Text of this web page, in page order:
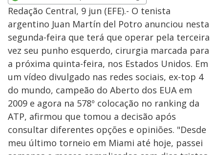
Opens in new window
Redação Central, 9 jun (EFE).- O tenista
argentino Juan Martín del Potro anunciou nesta
segunda-feira que terá que operar pela terceira
vez seu punho esquerdo, cirurgia marcada para
a próxima quinta-feira, nos Estados Unidos. Em
um vídeo divulgado nas redes sociais, ex-top 4
do mundo, campeão do Aberto dos EUA em
2009 e agora na 578º colocação no ranking da
ATP, afirmou que tomou a decisão após
consultar diferentes opções e opiniões. "Desde
meu último torneio em Miami até hoje, passei